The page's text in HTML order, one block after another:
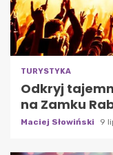
TURYSTYKA
Odkryj
na Zamku
Maciej Słowiński 9